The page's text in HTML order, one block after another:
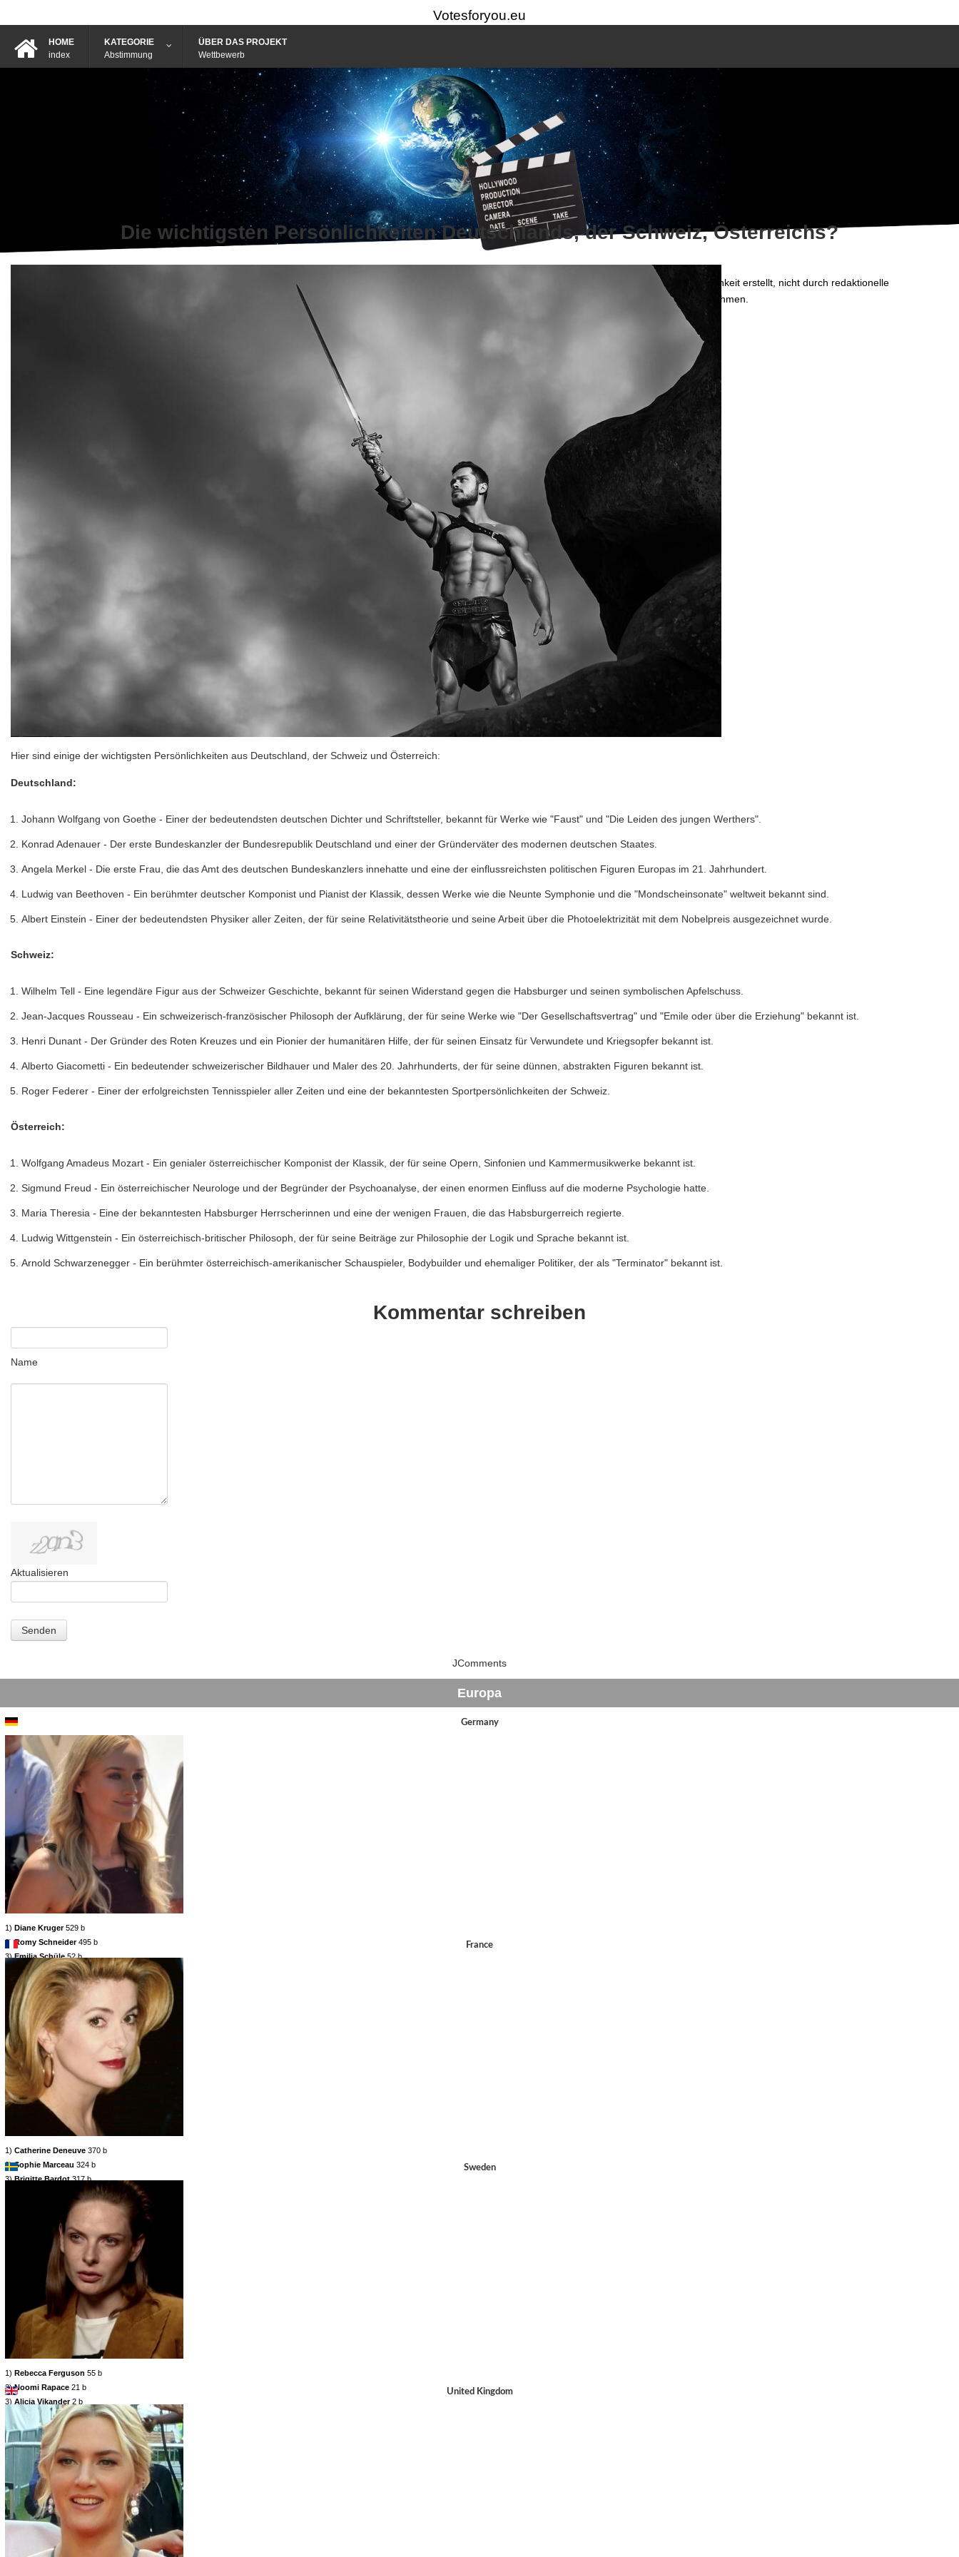
Votesforyou.eu
HOME
index
KATEGORIE
Abstimmung
ÜBER DAS PROJEKT
Wettbewerb
Votes for You ist eine internationale öffentliche Abstimmungsplattform.Die Rangliste wird ausschließlich auf Grundlage der Stimmen der Öffentlichkeit erstellt, nicht durch redaktionelle
Auswahl oder Algorithmen.Durch Klicken auf ein Profil können Sie Details ansehen und an der Abstimmung teilnehmen.
Die wichtigsten Persönlichkeiten Deutschlands, der Schweiz, Österreichs?
Hier sind einige der wichtigsten Persönlichkeiten aus Deutschland, der Schweiz und Österreich:
Deutschland:
Johann Wolfgang von Goethe - Einer der bedeutendsten deutschen Dichter und Schriftsteller, bekannt für Werke wie "Faust" und "Die Leiden des jungen Werthers".
Konrad Adenauer - Der erste Bundeskanzler der Bundesrepublik Deutschland und einer der Gründerväter des modernen deutschen Staates.
Angela Merkel - Die erste Frau, die das Amt des deutschen Bundeskanzlers innehatte und eine der einflussreichsten politischen Figuren Europas im 21. Jahrhundert.
Ludwig van Beethoven - Ein berühmter deutscher Komponist und Pianist der Klassik, dessen Werke wie die Neunte Symphonie und die "Mondscheinsonate" weltweit bekannt sind.
Albert Einstein - Einer der bedeutendsten Physiker aller Zeiten, der für seine Relativitätstheorie und seine Arbeit über die Photoelektrizität mit dem Nobelpreis ausgezeichnet wurde.
Schweiz:
Wilhelm Tell - Eine legendäre Figur aus der Schweizer Geschichte, bekannt für seinen Widerstand gegen die Habsburger und seinen symbolischen Apfelschuss.
Jean-Jacques Rousseau - Ein schweizerisch-französischer Philosoph der Aufklärung, der für seine Werke wie "Der Gesellschaftsvertrag" und "Emile oder über die Erziehung" bekannt ist.
Henri Dunant - Der Gründer des Roten Kreuzes und ein Pionier der humanitären Hilfe, der für seinen Einsatz für Verwundete und Kriegsopfer bekannt ist.
Alberto Giacometti - Ein bedeutender schweizerischer Bildhauer und Maler des 20. Jahrhunderts, der für seine dünnen, abstrakten Figuren bekannt ist.
Roger Federer - Einer der erfolgreichsten Tennisspieler aller Zeiten und eine der bekanntesten Sportpersönlichkeiten der Schweiz.
Österreich:
Wolfgang Amadeus Mozart - Ein genialer österreichischer Komponist der Klassik, der für seine Opern, Sinfonien und Kammermusikwerke bekannt ist.
Sigmund Freud - Ein österreichischer Neurologe und der Begründer der Psychoanalyse, der einen enormen Einfluss auf die moderne Psychologie hatte.
Maria Theresia - Eine der bekanntesten Habsburger Herrscherinnen und eine der wenigen Frauen, die das Habsburgerreich regierte.
Ludwig Wittgenstein - Ein österreichisch-britischer Philosoph, der für seine Beiträge zur Philosophie der Logik und Sprache bekannt ist.
Arnold Schwarzenegger - Ein berühmter österreichisch-amerikanischer Schauspieler, Bodybuilder und ehemaliger Politiker, der als "Terminator" bekannt ist.
Kommentar schreiben
Name
Aktualisieren
Senden
JComments
Europa
Germany
1) Diane Kruger529 b
2)Romy Schneider495 b
3)Emilia Schüle52 b
France
1) Catherine Deneuve 370 b
2)Sophie Marceau 324 b
3)Brigitte Bardot317 b
Sweden
1) Rebecca Ferguson 55 b
2)Noomi Rapace 21 b
3) Alicia Vikander2 b
United Kingdom